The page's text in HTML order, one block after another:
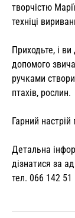
творчістю
техніці
Приходьте, і
допомого
ручками
птахів, рослин.
Гарний
Детальна
дізнатися за
тел. 066 142 51